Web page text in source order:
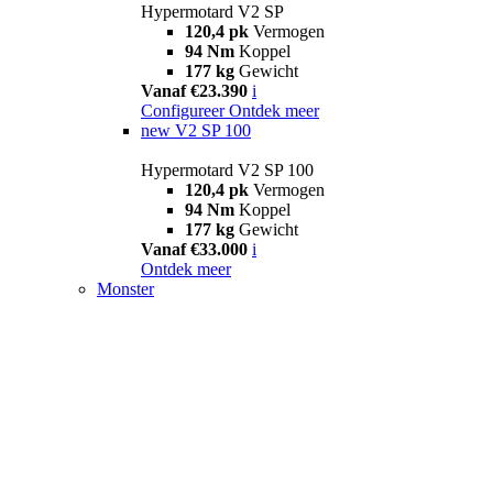
Hypermotard V2 SP
120,4 pk Vermogen
94 Nm Koppel
177 kg Gewicht
Vanaf €23.390 i
Configureer Ontdek meer
new V2 SP 100
Hypermotard V2 SP 100
120,4 pk Vermogen
94 Nm Koppel
177 kg Gewicht
Vanaf €33.000 i
Ontdek meer
Monster